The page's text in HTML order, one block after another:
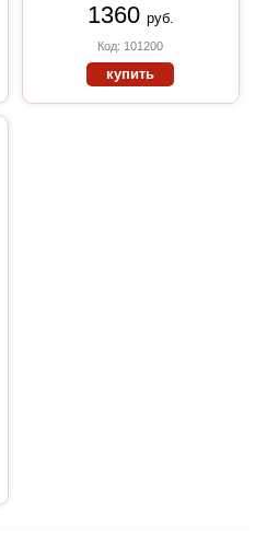
1360 руб.
Код: 101200
купить